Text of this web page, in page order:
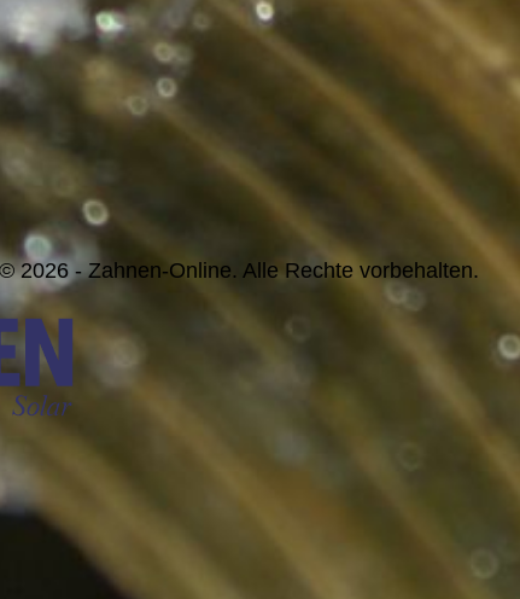
© 2026 - Zahnen-Online. Alle Rechte vorbehalten.